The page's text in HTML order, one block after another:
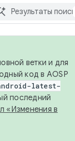
ветки и для
код в AOSP
latest-
последний
«Изменения в